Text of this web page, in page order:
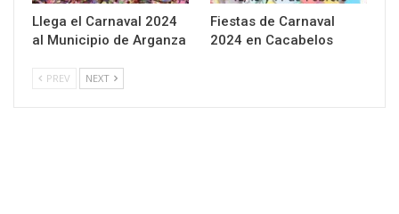
Llega el Carnaval 2024
al Municipio de Arganza
Fiestas de Carnaval
2024 en Cacabelos
PREV NEXT